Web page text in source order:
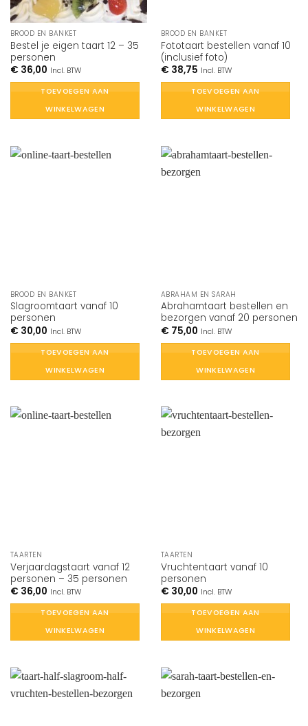
BROOD EN BANKET
Bestel je eigen taart 12 – 35
personen
€36,00 Incl. BTW
TOEVOEGEN AAN
WINKELWAGEN
BROOD EN BANKET
Fototaart bestellen vanaf 10
(inclusief foto)
€38,75 Incl. BTW
TOEVOEGEN AAN
WINKELWAGEN
BROOD EN BANKET
Slagroomtaart vanaf 10
personen
€30,00 Incl. BTW
TOEVOEGEN AAN
WINKELWAGEN
ABRAHAM EN SARAH
Abrahamtaart bestellen en
bezorgen vanaf 20 personen
€75,00 Incl. BTW
TOEVOEGEN AAN
WINKELWAGEN
TAARTEN
Verjaardagstaart vanaf 12
personen – 35 personen
€36,00 Incl. BTW
TOEVOEGEN AAN
WINKELWAGEN
TAARTEN
Vruchtentaart vanaf 10
personen
€30,00 Incl. BTW
TOEVOEGEN AAN
WINKELWAGEN